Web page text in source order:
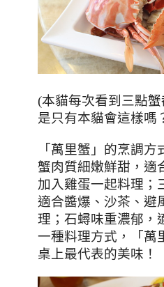
(本貓每次看到三點蟹
是只有本貓會這樣嗎
「萬里蟹」的烹調
蟹肉質細嫩鮮甜，適
加入雞蛋一起料理；
適合醬爆、沙茶、避
理；石蟳味重濃郁，
一種料理方式，「萬
桌上最代表的美味！